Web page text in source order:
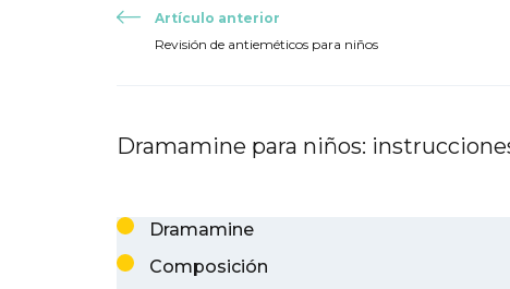
Artículo anterior
Revisión de antieméticos para niños
Dramamine para niños:
Dramamine
Composición